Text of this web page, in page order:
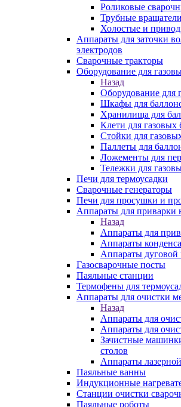
Роликовые
Трубные вращатели
Холостые и
Аппараты для заточки
электродов
Сварочные тракторы
Оборудование для
Назад
Оборудование для
Шкафы для
Хранилища для
Клети для газовых
Стойки для
Паллеты для
Ложементы для
Тележки для
Печи для термоусадки
Сварочные генераторы
Печи для просушки и
Аппараты для приварки
Назад
Аппараты для
Аппараты
Аппараты дуговой
Газосварочные посты
Паяльные станции
Термофены для
Аппараты для очистки
Назад
Аппараты для
Аппараты для
Зачистные
столов
Аппараты
Паяльные ванны
Индукционные
Станции очистки
Паяльные роботы